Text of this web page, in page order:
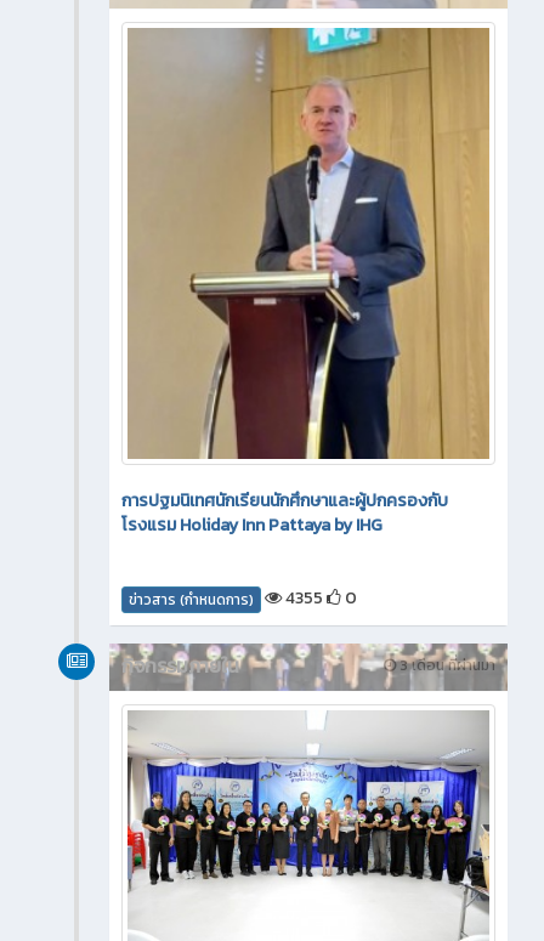
การปฐมนิเทศนักเรียนนักศึกษาและผู้ปกครองกับ
โรงแรม Holiday Inn Pattaya by IHG
ข่าวสาร (กำหนดการ) 4355 0
3 เดือน ที่ผ่านมา
กิจกรรมภายใน